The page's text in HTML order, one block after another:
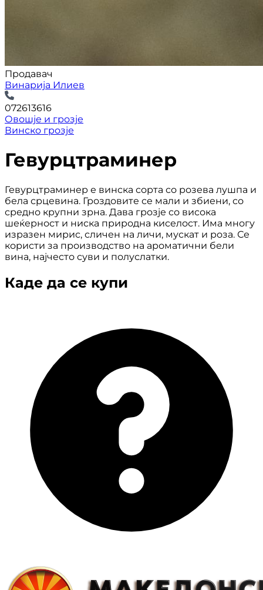
Продавач
Винарија Илиев
072613616
Овошје и грозје
Винско грозје
Гевурцтраминер
Гевурцтраминер е винска сорта со розева лушпа и
бела срцевина. Гроздовите се мали и збиени, со
средно крупни зрна. Дава грозје со висока
шеќерност и ниска природна киселост. Има многу
изразен мирис, сличен на личи, мускат и роза. Се
користи за производство на ароматични бели
вина, најчесто суви и полуслатки.
Каде да се купи